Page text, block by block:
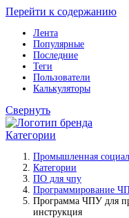
Перейти к содержанию
Лента
Популярные
Последние
Теги
Пользователи
Калькуляторы
Свернуть
Категории
Промышленная
Категории
ПO для чпу
Программирование
Программа ЧПУ для
инструкция